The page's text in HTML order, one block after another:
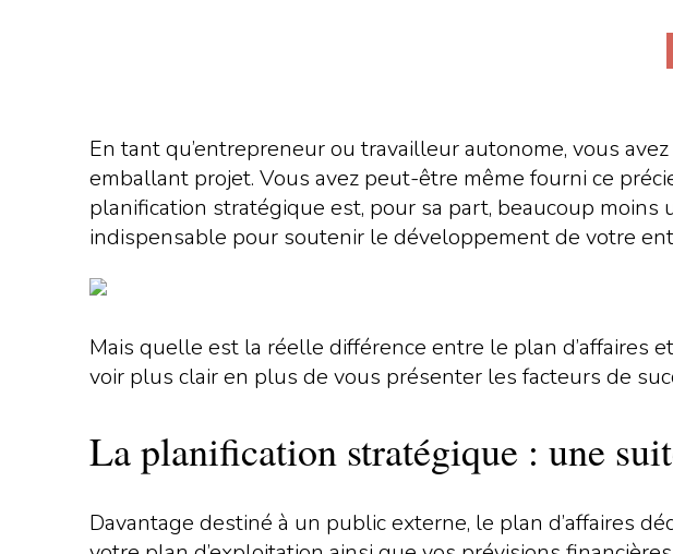
En tant qu’entrepreneur ou travailleur autonome, vous
emballant projet. Vous avez peut-être même fourni ce
planification stratégique est, pour sa part, beaucoup
indispensable pour soutenir le développement de votre
Mais quelle est la réelle différence entre le plan d’affaires
voir plus clair en plus de vous présenter les facteurs de
La planification stratégique : une
Davantage destiné à un public externe, le plan d’affaires